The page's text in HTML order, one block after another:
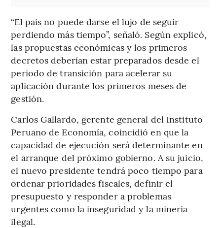
“El país no puede darse el lujo de seguir
perdiendo más tiempo”, señaló. Según explicó,
las propuestas económicas y los primeros
decretos deberían estar preparados desde el
periodo de transición para acelerar su
aplicación durante los primeros meses de
gestión.
Carlos Gallardo, gerente general del Instituto
Peruano de Economía, coincidió en que la
capacidad de ejecución será determinante en
el arranque del próximo gobierno. A su juicio,
el nuevo presidente tendrá poco tiempo para
ordenar prioridades fiscales, definir el
presupuesto y responder a problemas
urgentes como la inseguridad y la minería
ilegal.